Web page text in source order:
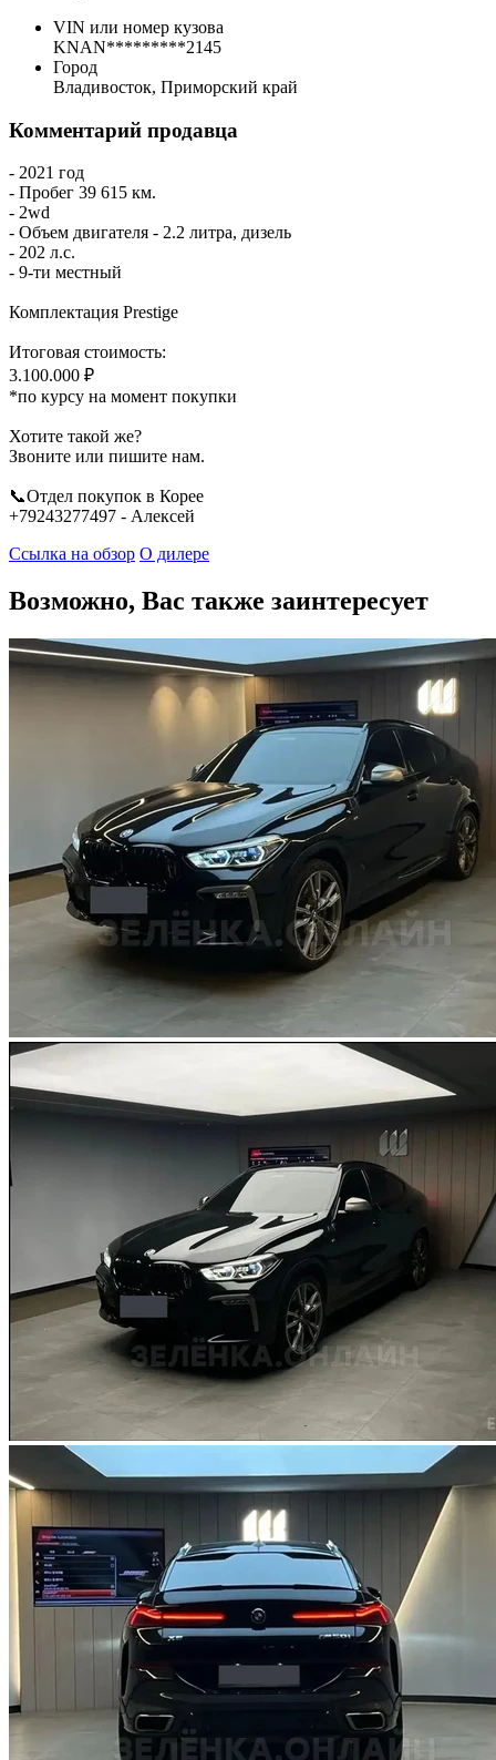
VIN или номер кузова
KNAN*********2145
Город
Владивосток, Приморский край
Комментарий продавца
- 2021 год
- Пробег 39 615 км.
- ⁠2wd
- Объем двигателя - 2.2 литра, дизель
- 202 л.с.
- 9-ти местный
Комплектация Prestige
Итоговая стоимость:
3.100.000 ₽
*по курсу на момент покупки
Хотите такой же?
Звоните или пишите нам.
📞Отдел покупок в Корее
+79243277497 - Алексей
Ссылка на обзор О дилере
Возможно, Вас также заинтересует